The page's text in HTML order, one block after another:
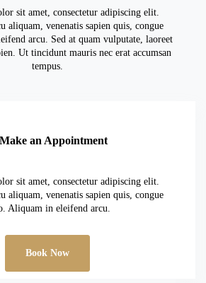
sit amet, consectetur adipiscing elit.
aliquam, venenatis sapien quis, congue
arcu. Sed at quam vulputate, laoreet
Ut tincidunt mauris nec erat accumsan
tempus.
an Appointment
sit amet, consectetur adipiscing elit.
aliquam, venenatis sapien quis, congue
Aliquam in eleifend arcu.
Book Now